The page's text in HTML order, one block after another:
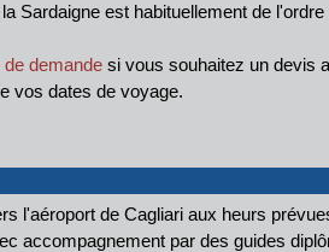
Sardaigne est habituellement de
de demande si vous souhaitez un devis
vos dates de voyage.
l'aéroport de Cagliari aux heurs
accompagnement par des guides